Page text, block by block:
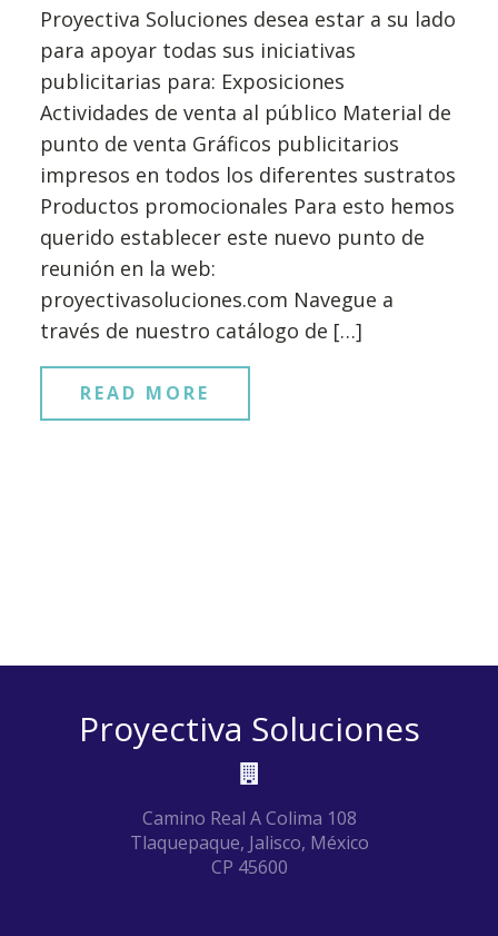
Proyectiva Soluciones desea estar a su lado
para apoyar todas sus iniciativas
publicitarias para: Exposiciones
Actividades de venta al público Material de
punto de venta Gráficos publicitarios
impresos en todos los diferentes sustratos
Productos promocionales Para esto hemos
querido establecer este nuevo punto de
reunión en la web:
proyectivasoluciones.com Navegue a
través de nuestro catálogo de […]
READ MORE
Proyectiva Soluciones
Camino Real A Colima 108
Tlaquepaque, Jalisco, México
CP 45600